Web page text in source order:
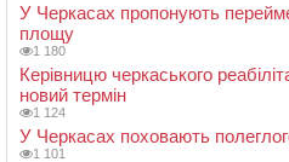
У Черкасах пропонують
площу
1 180
Керівницю черкаського
новий термін
1 124
У Черкасах поховають
1 101